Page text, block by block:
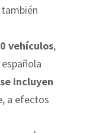
vehículos,
incluyen
a efectos